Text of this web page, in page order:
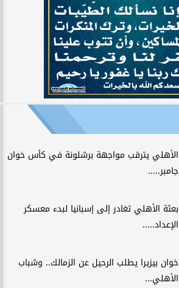
الأهلي يترقب مواجهة برشلونة في كأس خوان
جامبر.....
بعثة الأهلي تغادر إلى إسبانيا لبدء معسكر
الإعداد.....
خوان بيزيرا يطلب الرحيل عن الزمالك.. وشباب
الأهلي...